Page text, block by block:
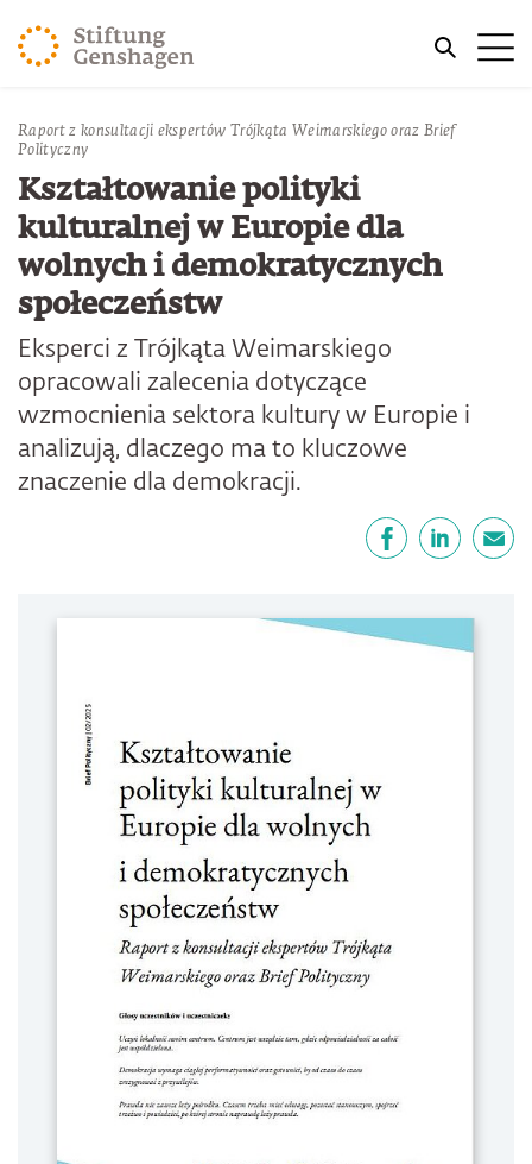
PRZJDŹ DO TREŚCI GŁÓWNEJ
PRZEJDŹ DO WYSZUKIWARKI
Jesteś tutaj
Strona główna Publikacje
Raport z konsultacji ekspertów Trójkąta Weimarskiego oraz Brief
Polityczny
Kształtowanie polityki
kulturalnej w Europie dla
wolnych i demokratycznych
społeczeństw
Eksperci z Trójkąta Weimarskiego
opracowali zalecenia dotyczące
wzmocnienia sektora kultury w Europie i
analizują, dlaczego ma to kluczowe
znaczenie dla demokracji.